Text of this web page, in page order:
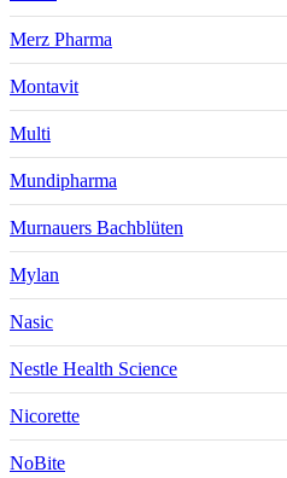
Merz Pharma
Montavit
Multi
Mundipharma
Murnauers Bachblüten
Mylan
Nasic
Nestle Health Science
Nicorette
NoBite